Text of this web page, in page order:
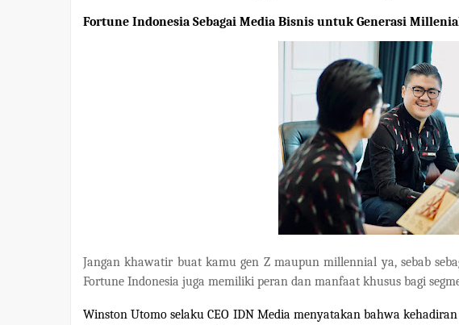
Fortune Indonesia Sebagai Media Bisnis untuk Generasi
Jangan khawatir buat kamu gen Z maupun millennial ya, sebab
Fortune Indonesia juga memiliki peran dan manfaat khusus bagi
Winston Utomo selaku CEO IDN Media menyatakan bahwa